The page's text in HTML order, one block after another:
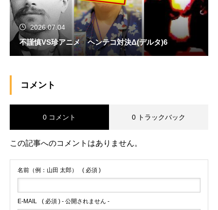
2026.07.04
不謹慎VS珍アニメ ヘンテコ対決Δ(デルタ)6
コメント
0 コメント 0 トラックバック
この記事へのコメントはありません。
名前（例：山田 太郎） ( 必須 )
E-MAIL ( 必須 ) - 公開されません -